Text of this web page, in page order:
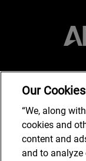
Our
“We, along
cookies and
content and
and to analyze